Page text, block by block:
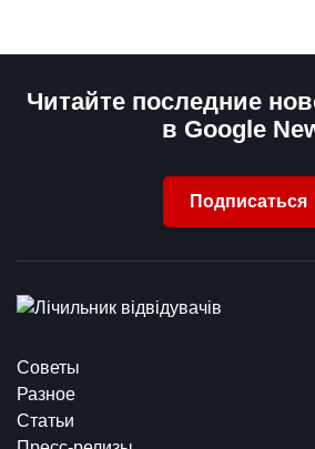
Читайте последние
в Google
Подписаться
Советы
Разное
Статьи